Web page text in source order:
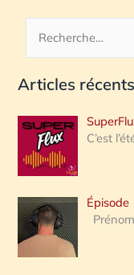
c
e
r
c
h
e
Articles récents
C’est
Épisode